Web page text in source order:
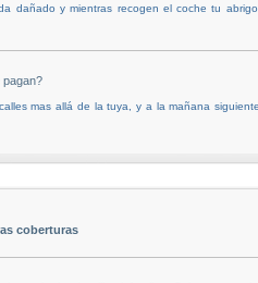
dañado y mientras recogen el coche tu
pagan?
mas allá de la tuya, y a la mañana
coberturas